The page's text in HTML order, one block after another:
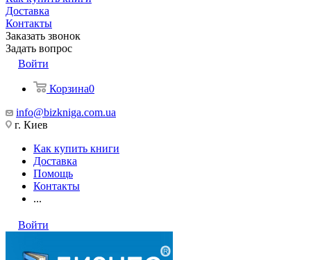
Доставка
Контакты
Заказать звонок
Задать вопрос
Войти
Корзина0
info@bizkniga.com.ua
г. Киев
Как купить книги
Доставка
Помощь
Контакты
...
Войти